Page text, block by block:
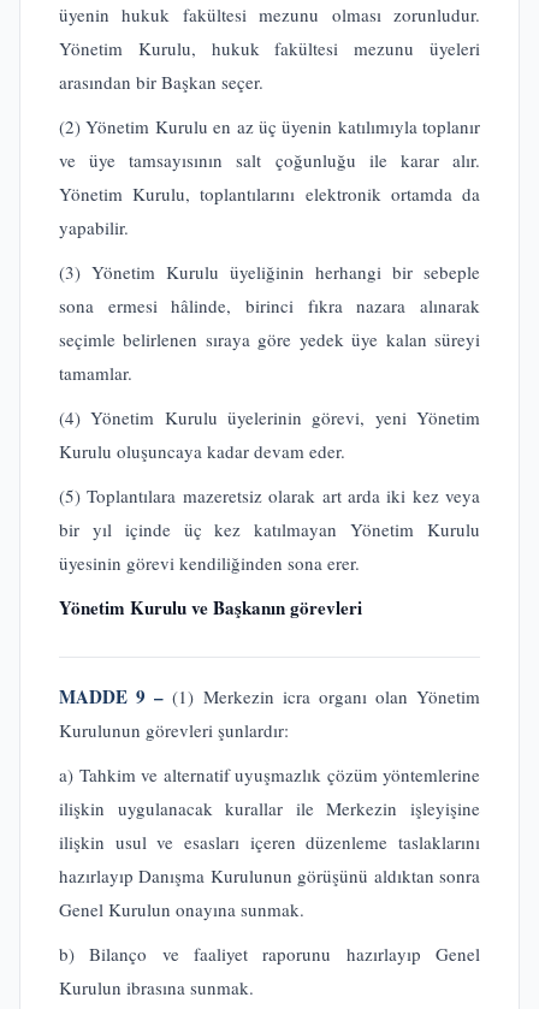
üyenin hukuk fakültesi mezunu olması zorunludur.
Yönetim Kurulu, hukuk fakültesi mezunu üyeleri
arasından bir Başkan seçer.
(2) Yönetim Kurulu en az üç üyenin katılımıyla toplanır
ve üye tamsayısının salt çoğunluğu ile karar alır.
Yönetim Kurulu, toplantılarını elektronik ortamda da
yapabilir.
(3) Yönetim Kurulu üyeliğinin herhangi bir sebeple
sona ermesi hâlinde, birinci fıkra nazara alınarak
seçimle belirlenen sıraya göre yedek üye kalan süreyi
tamamlar.
(4) Yönetim Kurulu üyelerinin görevi, yeni Yönetim
Kurulu oluşuncaya kadar devam eder.
(5) Toplantılara mazeretsiz olarak art arda iki kez veya
bir yıl içinde üç kez katılmayan Yönetim Kurulu
üyesinin görevi kendiliğinden sona erer.
Yönetim Kurulu ve Başkanın görevleri
MADDE 9 – (1) Merkezin icra organı olan Yönetim
Kurulunun görevleri şunlardır:
a) Tahkim ve alternatif uyuşmazlık çözüm yöntemlerine
ilişkin uygulanacak kurallar ile Merkezin işleyişine
ilişkin usul ve esasları içeren düzenleme taslaklarını
hazırlayıp Danışma Kurulunun görüşünü aldıktan sonra
Genel Kurulun onayına sunmak.
b) Bilanço ve faaliyet raporunu hazırlayıp Genel
Kurulun ibrasına sunmak.